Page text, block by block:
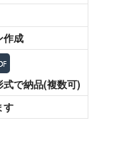
作成
で納品(複数可)
す